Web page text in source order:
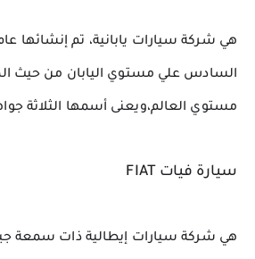
مستوي العالم،ويعنى أسمها الثلاثة
سيارة فيات FIAT